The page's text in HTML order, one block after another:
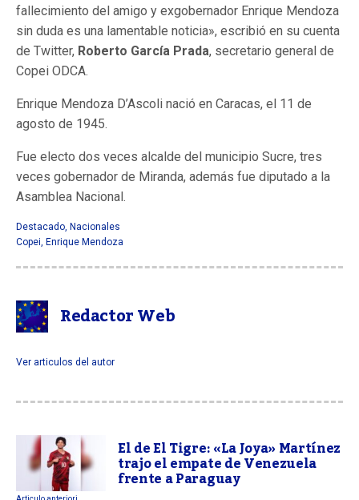
fallecimiento del amigo y exgobernador Enrique Mendoza
sin duda es una lamentable noticia», escribió en su cuenta
de Twitter, Roberto García Prada, secretario general de
Copei ODCA.
Enrique Mendoza D’Ascoli nació en Caracas, el 11 de
agosto de 1945.
Fue electo dos veces alcalde del municipio Sucre, tres
veces gobernador de Miranda, además fue diputado a la
Asamblea Nacional.
Destacado, Nacionales
Copei, Enrique Mendoza
Redactor Web
Ver articulos del autor
El de El Tigre: «La Joya» Martínez
trajo el empate de Venezuela
frente a Paraguay